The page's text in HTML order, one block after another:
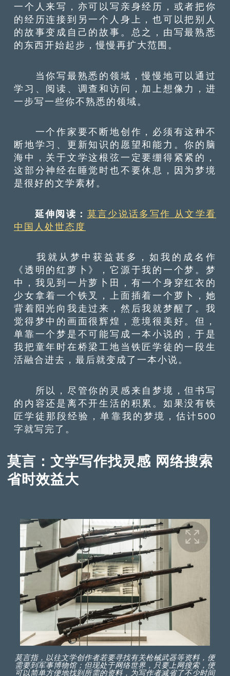
一个人来写，亦可以写亲身经历，或者把你
的经历连接到另一个人身上，也可以把别人
的故事变成自己的故事。总之，由写最熟悉
的东西开始起步，慢慢再扩大范围。
当你写最熟悉的领域，慢慢地可以通过
学习、阅读、调查和访问，加上想像力，进
一步写一些你不熟悉的领域。
一个作家要不断地创作，必须有这种不
断地学习、更新知识的愿望和能力。你的脑
海中，关于文学这根弦一定要绷得紧紧的，
这部分神经在睡觉时也不要休息，因为梦境
是很好的文学素材。
延伸阅读： 莫言少说话多写作 从文学看
中国人处世态度
我就从梦中获益甚多，如我的成名作
《透明的红萝卜》，它源于我的一个梦。梦
中，我见到一片萝卜田，有一个身穿红衣的
少女拿着一个铁叉，上面插着一个萝卜，她
背着阳光向我走过来，然后我就梦醒了。我
觉得梦中的画面很辉煌，意境很美好。但，
单靠一个梦是不可能写成一本小说的，于是
我把童年时在桥梁工地当铁匠学徒的一段生
活融合进去，最后就变成了一本小说。
所以，尽管你的灵感来自梦境，但书写
的内容还是离不开生活的积累。如果没有铁
匠学徒那段经验，单靠我的梦境，估计500
字就写完了。
莫言：文学写作找灵感 网络搜索
省时效益大
莫言指，以往文学创作者若要寻找有关枪械武器等资料，便
需要到军事博物馆；但现处于网络世界，只要上网搜索，便
可以简单方便地找到所需的资料，为写作者减省了不少时间